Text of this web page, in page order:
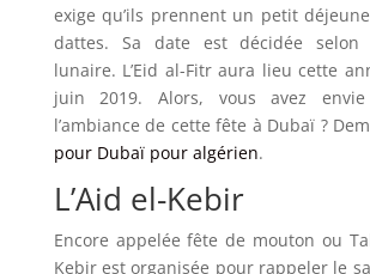
exige qu’ils prennent un petit
dattes. Sa date est décidée selon
lunaire. L’Eid al-Fitr aura lieu cette
juin 2019. Alors, vous avez envie
l’ambiance de cette fête à Dubaï ?
pour Dubaï pour algérien.
L’Aid el-Kebir
Encore appelée fête de mouton ou
Kebir est organisée pour rappeler le